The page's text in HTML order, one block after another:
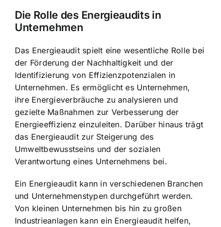
Die Rolle des Energieaudits in
Unternehmen
Das Energieaudit spielt eine wesentliche Rolle bei
der Förderung der Nachhaltigkeit und der
Identifizierung von Effizienzpotenzialen in
Unternehmen. Es ermöglicht es Unternehmen,
ihre Energieverbräuche zu analysieren und
gezielte Maßnahmen zur Verbesserung der
Energieeffizienz einzuleiten. Darüber hinaus trägt
das Energieaudit zur Steigerung des
Umweltbewusstseins und der sozialen
Verantwortung eines Unternehmens bei.
Ein Energieaudit kann in verschiedenen Branchen
und Unternehmenstypen durchgeführt werden.
Von kleinen Unternehmen bis hin zu großen
Industrieanlagen kann ein Energieaudit helfen,